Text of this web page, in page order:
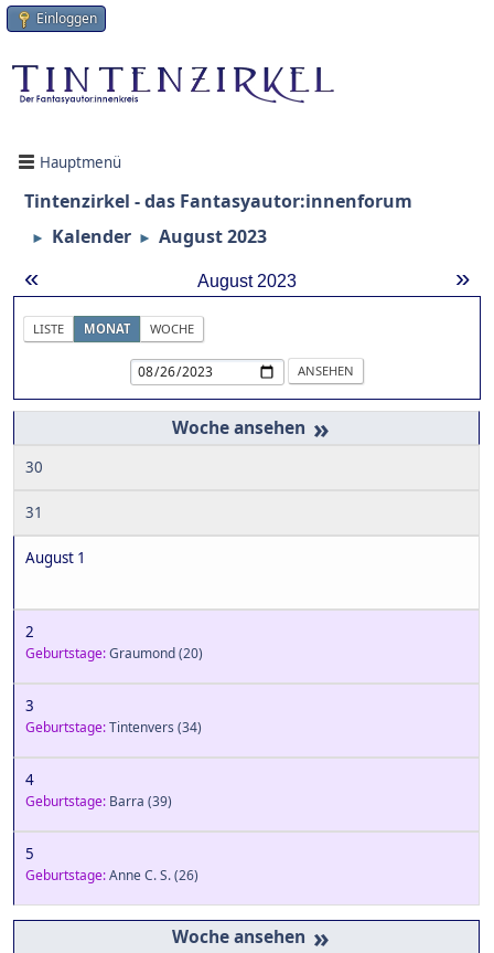
Einloggen
Hauptmenü
Tintenzirkel - das Fantasyautor:innenforum
► Kalender ► August 2023
« »
August 2023
LISTE MONAT WOCHE
»
30
31
August 1
2
Geburtstage:Graumond(20)
3
Geburtstage:Tintenvers (34)
4
Geburtstage: Barra (39)
5
Geburtstage:Anne C. S.(26)
»